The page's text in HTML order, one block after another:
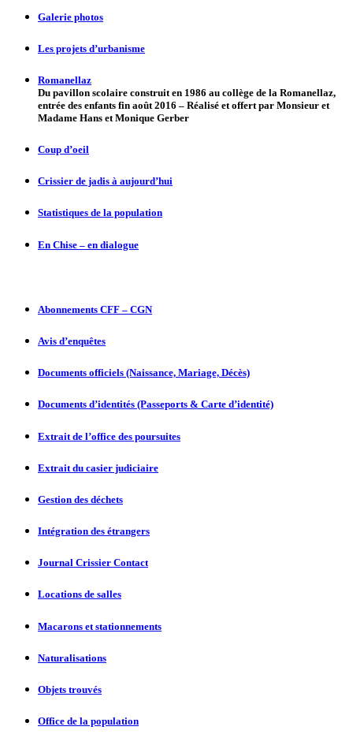
Galerie photos
Les projets d’urbanisme
Romanellaz
Du pavillon scolaire construit en 1986 au collège de la Romanellaz,
entrée des enfants fin août 2016 – Réalisé et offert par Monsieur et
Madame Hans et Monique Gerber
Coup d’oeil
Crissier de jadis à aujourd’hui
Statistiques de la population
En Chise – en dialogue
Abonnements CFF – CGN
Avis d’enquêtes
Documents officiels (Naissance, Mariage, Décès)
Documents d’identités (Passeports & Carte d’identité)
Extrait de l’office des poursuites
Extrait du casier judiciaire
Gestion des déchets
Intégration des étrangers
Journal Crissier Contact
Locations de salles
Macarons et stationnements
Naturalisations
Objets trouvés
Office de la population